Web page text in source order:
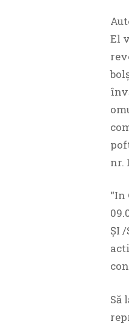
El
nr.
ŞI
Să